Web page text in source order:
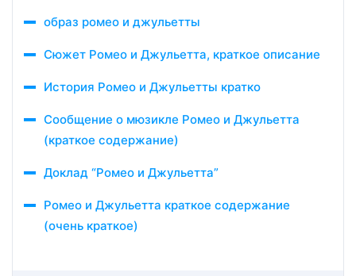
образ ромео и джульетты
Сюжет Ромео и Джульетта, краткое описание
История Ромео и Джульетты кратко
Сообщение о мюзикле Ромео и Джульетта
(краткое содержание)
Доклад “Ромео и Джульетта”
Ромео и Джульетта краткое содержание
(очень краткое)